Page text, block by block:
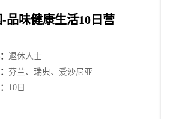
品味健康生活10日营
： 退休人士
： 芬兰、瑞典、爱沙尼亚
： 10日